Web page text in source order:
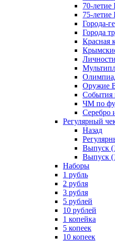
70-
75-
Города-
Города
Красная
Личности
Оружие
События
ЧМ по
Серебро
Регулярный
Назад
Выпуск
Выпуск
Наборы
1 рубль
2 рубля
3 рубля
5 рублей
10 рублей
1 копейка
5 копеек
10 копеек